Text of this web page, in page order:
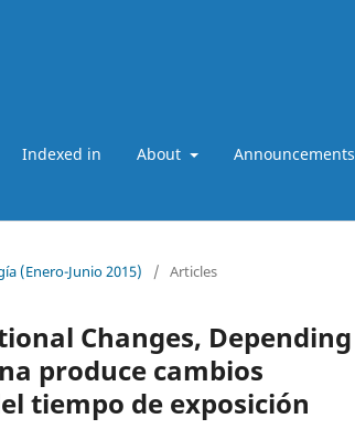
Indexed in About Announcements
(Enero-Junio 2015) / Articles
Changes, Depending
produce cambios
tiempo de exposición